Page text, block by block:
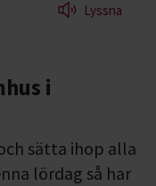
Lyssna
i
sätta ihop alla
lördag så har